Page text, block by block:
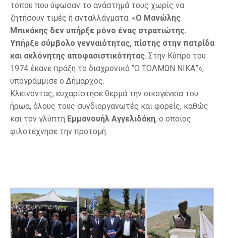
τόπου που ύψωσαν το ανάστημά τους χωρίς να
ζητήσουν τιμές ή ανταλλάγματα. «Ο Μανώλης
Μπικάκης δεν υπήρξε μόνο ένας στρατιώτης.
Υπήρξε σύμβολο γενναιότητας, πίστης στην πατρίδα
και ακλόνητης αποφασιστικότητας. Στην Κύπρο του
1974 έκανε πράξη το διαχρονικό “Ο ΤΟΛΜΩΝ ΝΙΚΑ”»,
υπογράμμισε ο Δήμαρχος.
Κλείνοντας, ευχαρίστησε θερμά την οικογένεια του
ήρωα, όλους τους συνδιοργανωτές και φορείς, καθώς
και τον γλύπτη Εμμανουήλ Αγγελιδάκη, ο οποίος
φιλοτέχνησε την προτομή.